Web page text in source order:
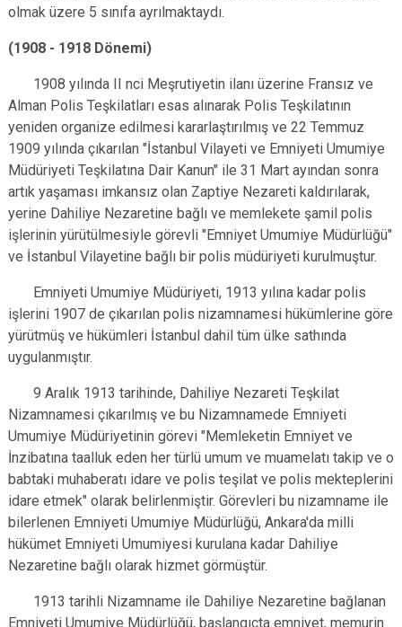
olmak üzere 5 sınıfa ayrılmaktaydı.
(1908 - 1918 Dönemi)
1908 yılında II nci Meşrutiyetin ilanı üzerine Fransız ve
Alman Polis Teşkilatları esas alınarak Polis Teşkilatının
yeniden organize edilmesi kararlaştırılmış ve 22 Temmuz
1909 yılında çıkarılan "İstanbul Vilayeti ve Emniyeti Umumiye
Müdüriyeti Teşkilatına Dair Kanun" ile 31 Mart ayından sonra
artık yaşaması imkansız olan Zaptiye Nezareti kaldırılarak,
yerine Dahiliye Nezaretine bağlı ve memlekete şamil polis
işlerinin yürütülmesiyle görevli "Emniyet Umumiye Müdürlüğü"
ve İstanbul Vilayetine bağlı bir polis müdüriyeti kurulmuştur.
Emniyeti Umumiye Müdüriyeti, 1913 yılına kadar polis
işlerini 1907 de çıkarılan polis nizamnamesi hükümlerine göre
yürütmüş ve hükümleri İstanbul dahil tüm ülke sathında
uygulanmıştır.
9 Aralık 1913 tarihinde, Dahiliye Nezareti Teşkilat
Nizamnamesi çıkarılmış ve bu Nizamnamede Emniyeti
Umumiye Müdüriyetinin görevi "Memleketin Emniyet ve
İnzibatına taalluk eden her türlü umum ve muamelatı takip ve o
babtaki muhaberatı idare ve polis teşilat ve polis mekteplerini
idare etmek" olarak belirlenmiştir. Görevleri bu nizamname ile
bilerlenen Emniyeti Umumiye Müdürlüğü, Ankara'da milli
hükümet Emniyeti Umumiyesi kurulana kadar Dahiliye
Nezaretine bağlı olarak hizmet görmüştür.
1913 tarihli Nizamname ile Dahiliye Nezaretine bağlanan
Emniyeti Umumiye Müdürlüğü, başlangıçta emniyet, memurin